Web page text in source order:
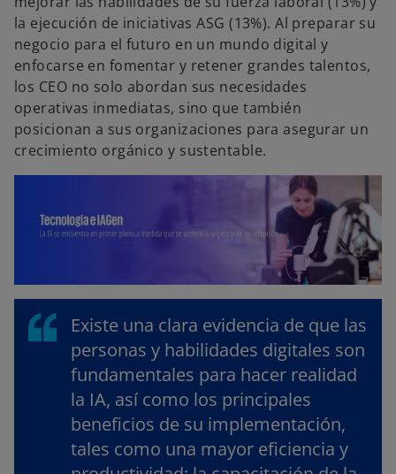
la ejecución de iniciativas ASG (13%). Al preparar su
negocio para el futuro en un mundo digital y
enfocarse en fomentar y retener grandes talentos,
los CEO no solo abordan sus necesidades
operativas inmediatas, sino que también
posicionan a sus organizaciones para asegurar un
crecimiento orgánico y sustentable.
Existe una clara evidencia de que las
personas y habilidades digitales son
fundamentales para hacer realidad
la IA, así como los principales
beneficios de su implementación,
tales como una mayor eficiencia y